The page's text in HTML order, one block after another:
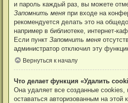
и пароль каждый раз, вы можете
Запомнить меня при входе на
рекомендуется делать это на
например в библиотеке, интернет-
Если пунктЗапомнить меня
администратор отключил эту
Вернуться к началу
Что делает функция «Удалить
Она удаляет все созданные cookies,
оставаться авторизованным на этой